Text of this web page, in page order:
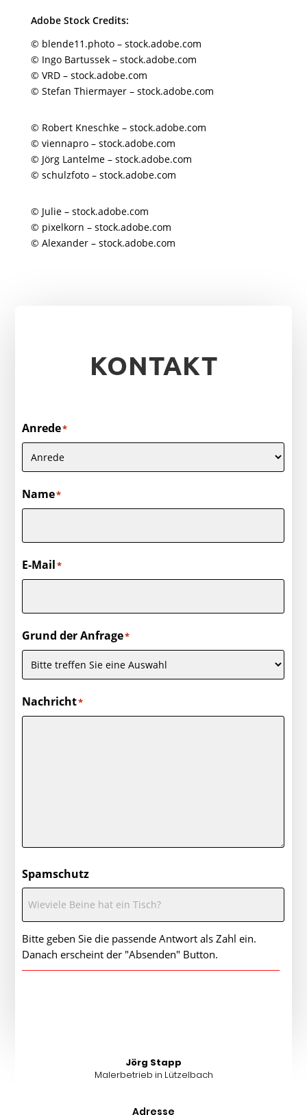
Adobe Stock Credits:
© blende11.photo – stock.adobe.com
© Ingo Bartussek – stock.adobe.com
© VRD – stock.adobe.com
© Stefan Thiermayer – stock.adobe.com
© Robert Kneschke – stock.adobe.com
© viennapro – stock.adobe.com
© Jörg Lantelme – stock.adobe.com
© schulzfoto – stock.adobe.com
© Julie – stock.adobe.com
© pixelkorn – stock.adobe.com
© Alexander – stock.adobe.com
KONTAKT
Anrede*
Name*
E-Mail*
Grund der Anfrage*
Nachricht*
Spamschutz
Bitte geben Sie die passende Antwort als Zahl ein.
Danach erscheint der "Absenden" Button.
Jörg Stapp
Malerbetrieb in Lützelbach
Adresse